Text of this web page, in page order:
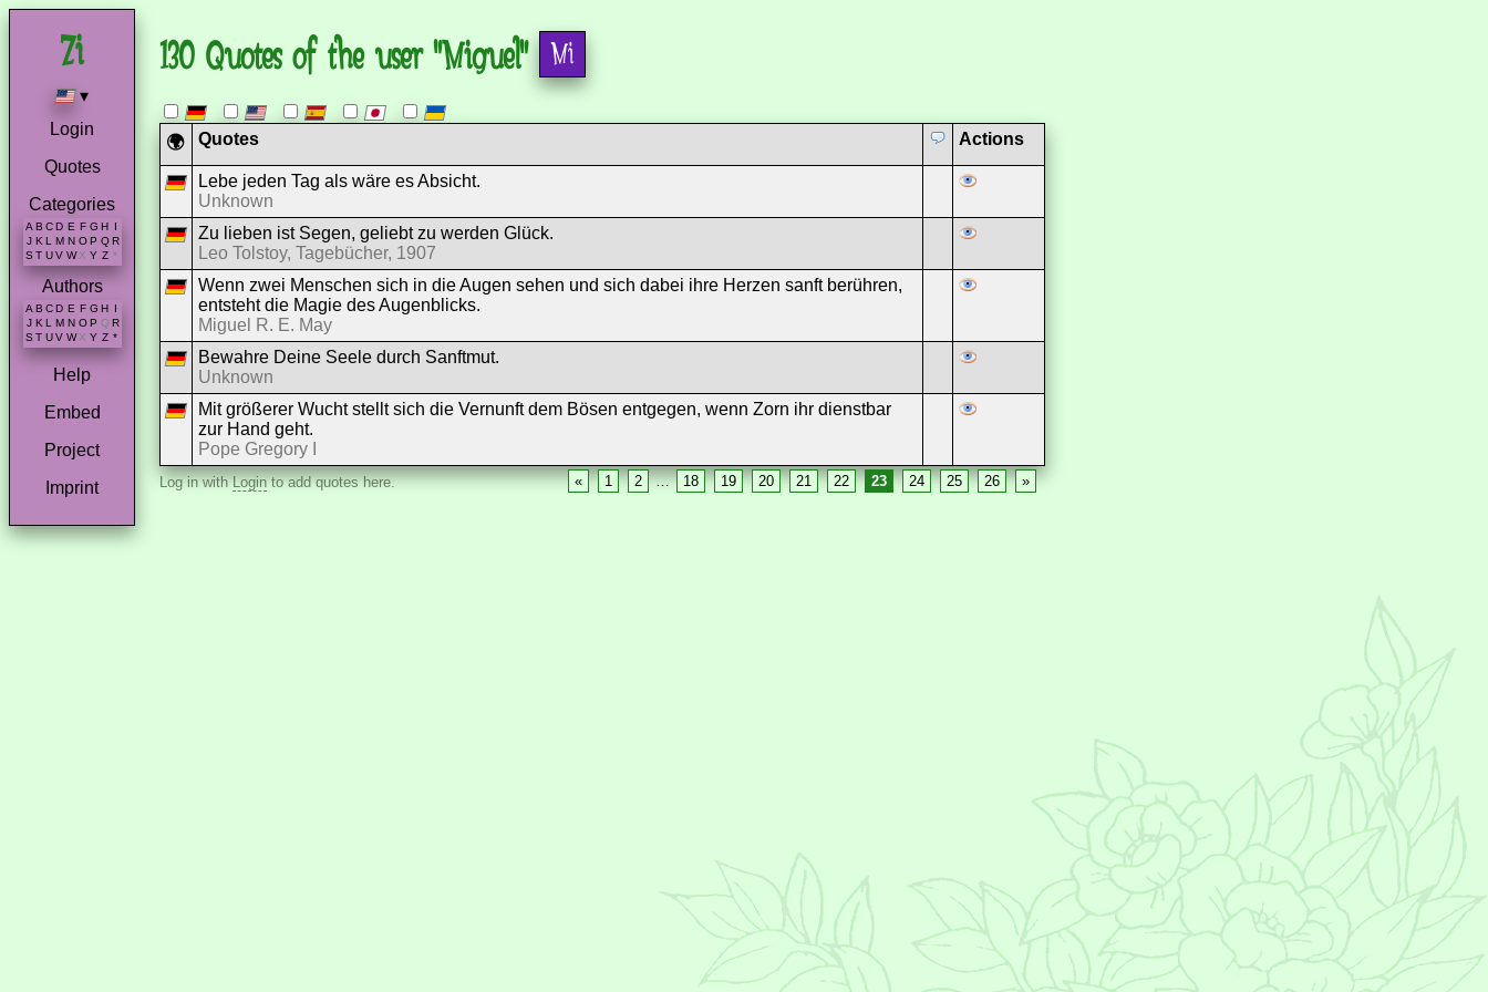
▾
Login
Quotes
Categories
A B C D E F G H I
J K L M N O P Q R
S T U V W X Y Z *
Authors
A B C D E F G H
J K L M N O P Q R
S T U V W X Y Z *
Help
Embed
Project
Imprint
130 Quotes of the user "Miguel"
🌍 Quotes Actions
Lebe jeden Tag als wäre es Absicht.
Unknown
Zu lieben ist Segen, geliebt zu werden Glück.
Leo Tolstoy, Tagebücher, 1907
Wenn zwei Menschen sich in die Augen sehen und sich dabei ihre Herzen sanft berühren,
entsteht die Magie des Augenblicks.
Miguel R. E. May
Bewahre Deine Seele durch Sanftmut.
Unknown
Mit größerer Wucht stellt sich die Vernunft dem Bösen entgegen, wenn Zorn ihr dienstbar
zur Hand geht.
Pope Gregory I
« 1 2 … 18 19 20 21 22 23 24 25 26 »
Log in withLoginto add quotes here.